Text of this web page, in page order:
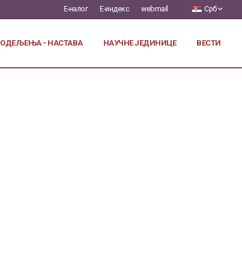
Е-налог Е-индекс webmail Срб
ОДЕЉЕЊА - НАСТАВА НАУЧНЕ ЈЕДИНИЦЕ ВЕСТИ